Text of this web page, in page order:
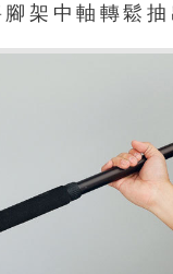
架中軸轉鬆抽